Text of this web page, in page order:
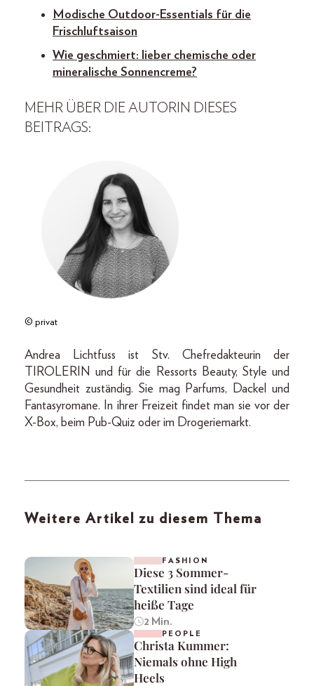
Modische Outdoor-Essentials für die
Frischluftsaison
Wie geschmiert: lieber chemische oder
mineralische Sonnencreme?
MEHR ÜBER DIE AUTORIN DIESES
BEITRAGS:
© privat
Andrea Lichtfuss ist Stv. Chefredakteurin der
TIROLERIN und für die Ressorts Beauty, Style und
Gesundheit zuständig. Sie mag Parfums, Dackel und
Fantasyromane. In ihrer Freizeit findet man sie vor der
X-Box, beim Pub-Quiz oder im Drogeriemarkt.
Weitere Artikel zu diesem Thema
FASHION
Diese 3 Sommer-
Textilien sind ideal für
heiße Tage
2 Min.
PEOPLE
Christa Kummer:
Niemals ohne High
Heels